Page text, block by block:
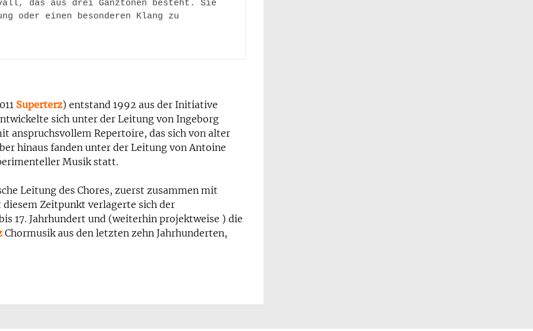
das aus drei Ganztönen besteht. Sie
oder einen besonderen Klang zu
Superterz) entstand 1992 aus der Initiative
sich unter der Leitung von Ingeborg
anspruchsvollem Repertoire, das sich von alter
hinaus fanden unter der Leitung von Antoine
Musik statt.
Leitung des Chores, zuerst zusammen mit
Zeitpunkt verlagerte sich der
17. Jahrhundert und (weiterhin projektweise ) die
Chormusik aus den letzten zehn Jahrhunderten,